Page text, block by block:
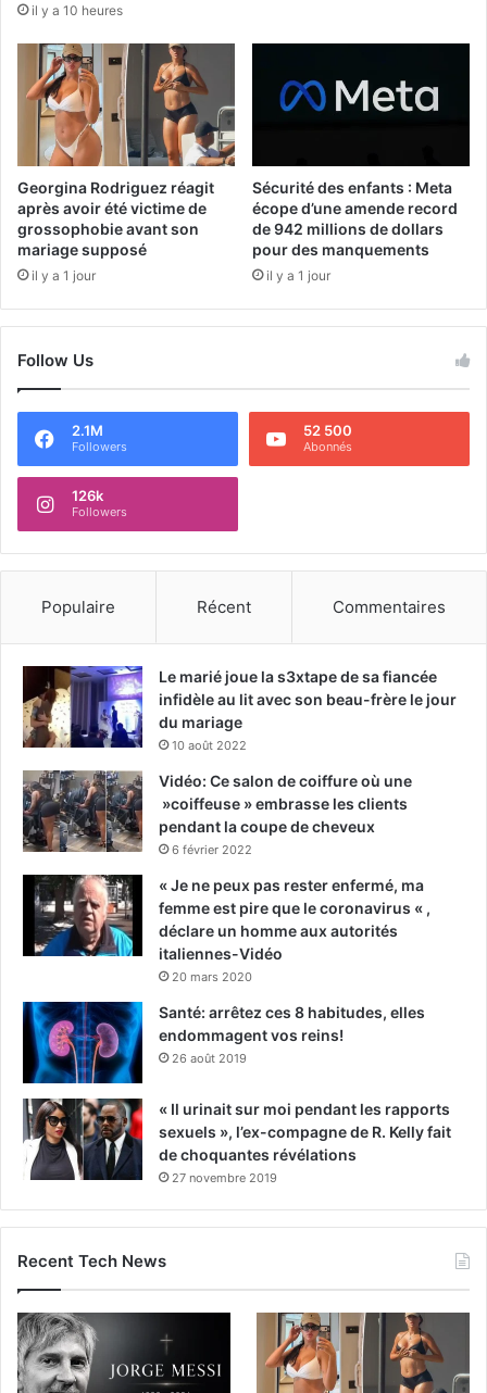
il y a 10 heures
Georgina Rodriguez réagit
après avoir été victime de
grossophobie avant son
mariage supposé
il y a 1 jour
Sécurité des enfants : Meta
écope d’une amende record
de 942 millions de dollars
pour des manquements
il y a 1 jour
Follow Us
2.1M
Followers
52 500
Abonnés
126k
Followers
Populaire Récent Commentaires
Le marié joue la s3xtape de sa fiancée
infidèle au lit avec son beau-frère le jour
du mariage
10 août 2022
Vidéo: Ce salon de coiffure où une
»coiffeuse » embrasse les clients
pendant la coupe de cheveux
6 février 2022
« Je ne peux pas rester enfermé, ma
femme est pire que le coronavirus « ,
déclare un homme aux autorités
italiennes-Vidéo
20 mars 2020
Santé: arrêtez ces 8 habitudes, elles
endommagent vos reins!
26 août 2019
« Il urinait sur moi pendant les rapports
sexuels », l’ex-compagne de R. Kelly fait
de choquantes révélations
27 novembre 2019
Recent Tech News